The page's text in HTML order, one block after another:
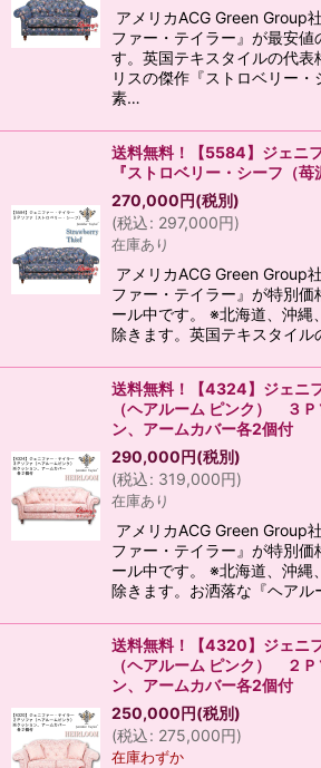
アメリカACG Green Group
ファー・テイラー』が最安値
す。英国テキスタイルの代表
リスの傑作『ストロベリー
素…
送料無料！【5584】ジェニ
『ストロベリー・シーフ（
270,000円(税別)
(税込: 297,000円)
在庫あり
アメリカACG Green Group
ファー・テイラー』が特別価
ール中です。 ※北海道、沖縄
除きます。英国テキスタイ
送料無料！【4324】ジェニ
（ヘアルーム ピンク） ３
ン、アームカバー各2個付
290,000円(税別)
(税込: 319,000円)
在庫あり
アメリカACG Green Group
ファー・テイラー』が特別価
ール中です。 ※北海道、沖縄
除きます。お洒落な『ヘア
送料無料！【4320】ジェニ
（ヘアルーム ピンク） ２
ン、アームカバー各2個付
250,000円(税別)
(税込: 275,000円)
在庫わずか